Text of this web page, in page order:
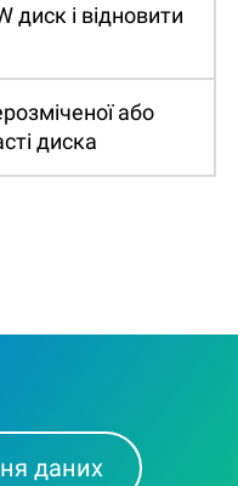
диск і відновити
або
диска
даних